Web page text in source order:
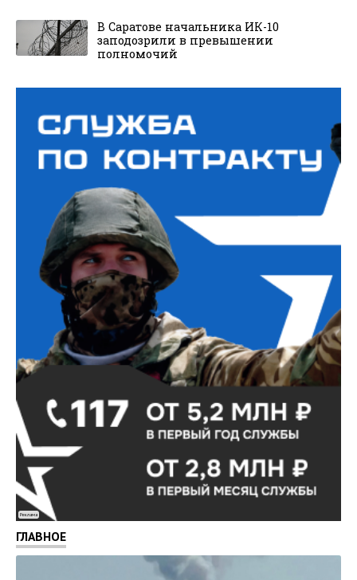
В Саратове начальника ИК-10
заподозрили в превышении
полномочий
Реклама
ГЛАВНОЕ